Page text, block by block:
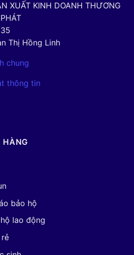
XUẤT KINH DOANH THƯƠNG
Thị Hồng Linh
chung
thông tin
HÀNG
bảo hộ
lao động